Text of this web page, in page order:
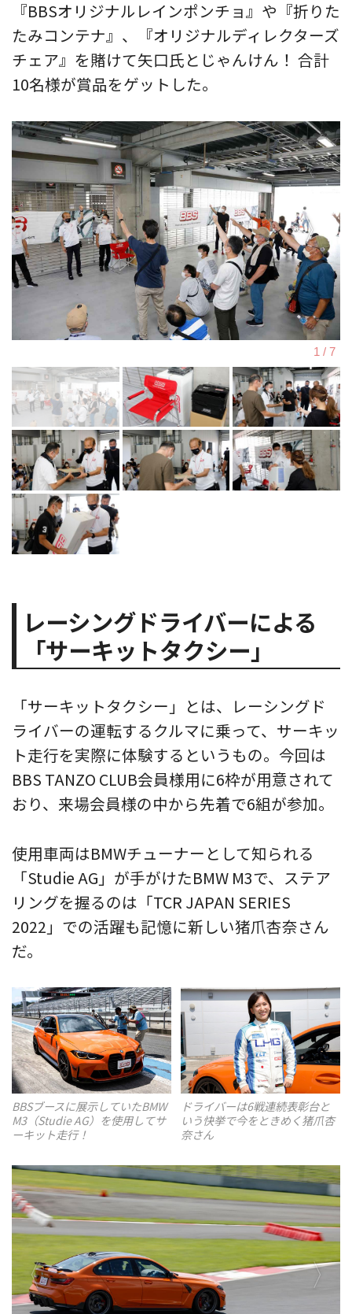
『BBSオリジナルレインポンチョ』や『折りた
たみコンテナ』、『オリジナルディレクターズ
チェア』を賭けて矢口氏とじゃんけん！ 合計
10名様が賞品をゲットした。
レーシングドライバーによる
「サーキットタクシー」
「サーキットタクシー」とは、レーシングド
ライバーの運転するクルマに乗って、サーキッ
ト走行を実際に体験するというもの。今回は
BBS TANZO CLUB会員様用に6枠が用意されて
おり、来場会員様の中から先着で6組が参加。
使用車両はBMWチューナーとして知られる
「Studie AG」が手がけたBMW M3で、ステア
リングを握るのは「TCR JAPAN SERIES
2022」での活躍も記憶に新しい猪爪杏奈さん
だ。
ドライバーは6戦連続表彰台と
いう快挙で今をときめく猪爪杏
奈さん
BBSブースに展示していたBMW
M3（Studie AG）を使用してサ
ーキット走行！